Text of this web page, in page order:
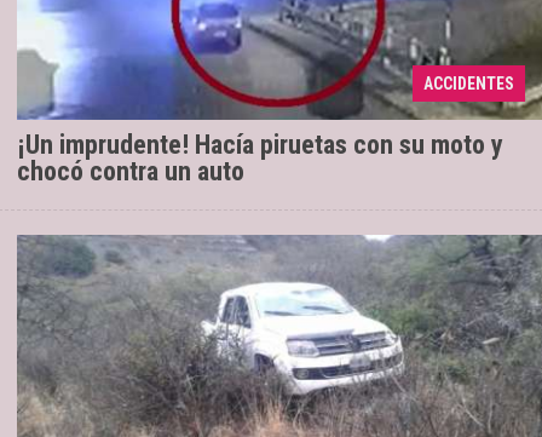
ACCIDENTES
¡Un imprudente! Hacía piruetas con su moto y
chocó contra un auto
29/10/2019
Esto pasó en el cruce de calle Sansón y
Av. Constitución. El conductor de la moto tiene 20
años y, pese al impacto con el otro vehículo, no
resultó h ...